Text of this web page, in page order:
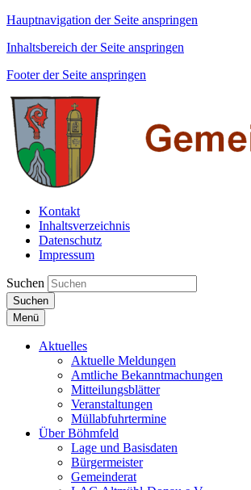
Hauptnavigation der Seite anspringen
Inhaltsbereich der Seite anspringen
Footer der Seite anspringen
Kontakt
Inhaltsverzeichnis
Datenschutz
Impressum
Suchen
Suchen
Menü
Aktuelles
Aktuelle Meldungen
Amtliche Bekanntmachungen
Mitteilungsblätter
Veranstaltungen
Müllabfuhrtermine
Über Böhmfeld
Lage und Basisdaten
Bürgermeister
Gemeinderat